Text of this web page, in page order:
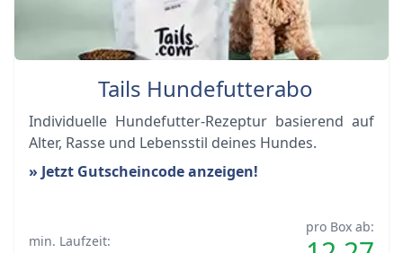
Tails Hundefutterabo
Individuelle Hundefutter-Rezeptur basierend auf
Alter, Rasse und Lebensstil deines Hundes.
» Jetzt Gutscheincode anzeigen!
pro Box ab:
min. Laufzeit: